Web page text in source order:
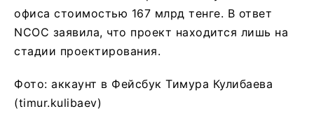
офиса стоимостью 167 млрд тенге. В ответ
NCOC заявила, что проект находится лишь на
стадии проектирования.
Фото: аккаунт в Фейсбук Тимура Кулибаева
(timur.kulibaev)